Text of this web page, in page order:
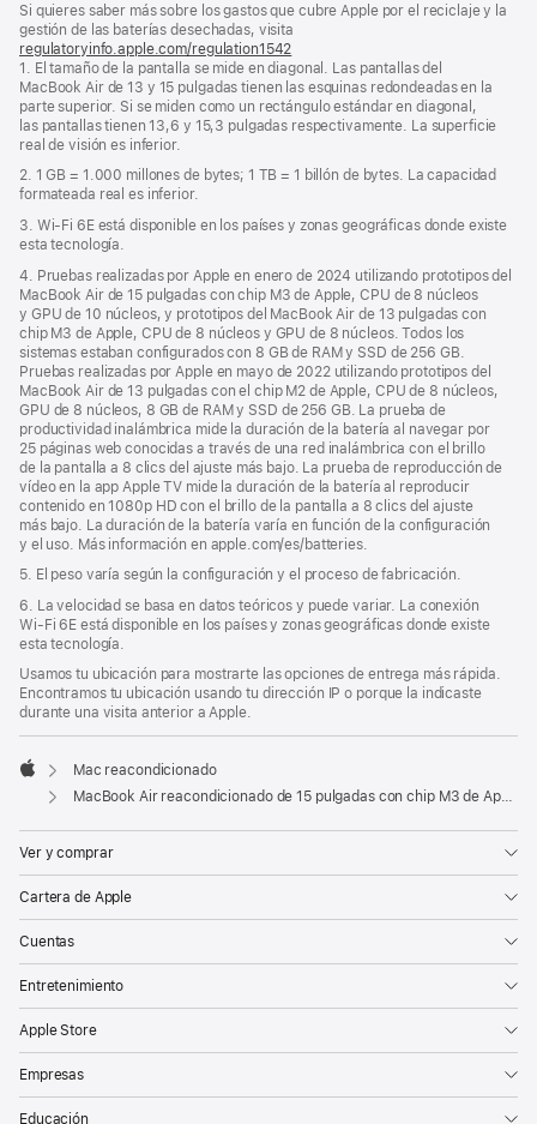
Si quieres saber más sobre los gastos que cubre Apple por el reciclaje y la
gestión de las baterías desechadas, visita
regulatoryinfo.apple.com/regulation1542
abre
en
una
ventana
1. El tamaño de la pantalla se mide en diagonal. Las pantallas del
MacBook Air de 13 y 15 pulgadas tienen las esquinas redondeadas en la
parte superior. Si se miden como un rectángulo estándar en diagonal,
las pantallas tienen 13,6 y 15,3 pulgadas respectivamente. La superficie
real de visión es inferior.
2. 1 GB = 1.000 millones de bytes; 1 TB = 1 billón de bytes. La capacidad
formateada real es inferior.
3. Wi‑Fi 6E está disponible en los países y zonas geográficas donde existe
esta tecnología.
4. Pruebas realizadas por Apple en enero de 2024 utilizando prototipos del
MacBook Air de 15 pulgadas con chip M3 de Apple, CPU de 8 núcleos
y GPU de 10 núcleos, y prototipos del MacBook Air de 13 pulgadas con
chip M3 de Apple, CPU de 8 núcleos y GPU de 8 núcleos. Todos los
sistemas estaban configurados con 8 GB de RAM y SSD de 256 GB.
Pruebas realizadas por Apple en mayo de 2022 utilizando prototipos del
MacBook Air de 13 pulgadas con el chip M2 de Apple, CPU de 8 núcleos,
GPU de 8 núcleos, 8 GB de RAM y SSD de 256 GB. La prueba de
productividad inalámbrica mide la duración de la batería al navegar por
25 páginas web conocidas a través de una red inalámbrica con el brillo
de la pantalla a 8 clics del ajuste más bajo. La prueba de reproducción de
vídeo en la app Apple TV mide la duración de la batería al reproducir
contenido en 1080p HD con el brillo de la pantalla a 8 clics del ajuste
más bajo. La duración de la batería varía en función de la configuración
y el uso. Más información en apple.com/es/batteries.
5. El peso varía según la configuración y el proceso de fabricación.
6. La velocidad se basa en datos teóricos y puede variar. La conexión
Wi‑Fi 6E está disponible en los países y zonas geográficas donde existe
esta tecnología.
Usamos tu ubicación para mostrarte las opciones de entrega más rápida.
Encontramos tu ubicación usando tu dirección IP o porque la indicaste
durante una visita anterior a Apple.
Apple
Mac reacondicionado
MacBook Air reacondicionado de 15 pulgadas con chip M3 de Apple, CPU de 8 núcleos y GPU de 10 núcleos - Plata
Ver y comprar
Cartera de Apple
Cuentas
Entretenimiento
Apple Store
Empresas
Educación